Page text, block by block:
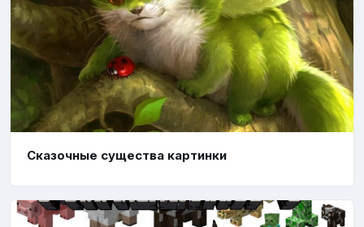
Сказочные существа картинки